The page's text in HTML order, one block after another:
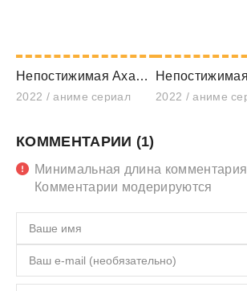
Непостижимая Ахарэн (2022)
2022 / аниме сериал 2022 / аниме
КОММЕНТАРИИ (1)
Минимальная длина комментария
Комментарии модерируются